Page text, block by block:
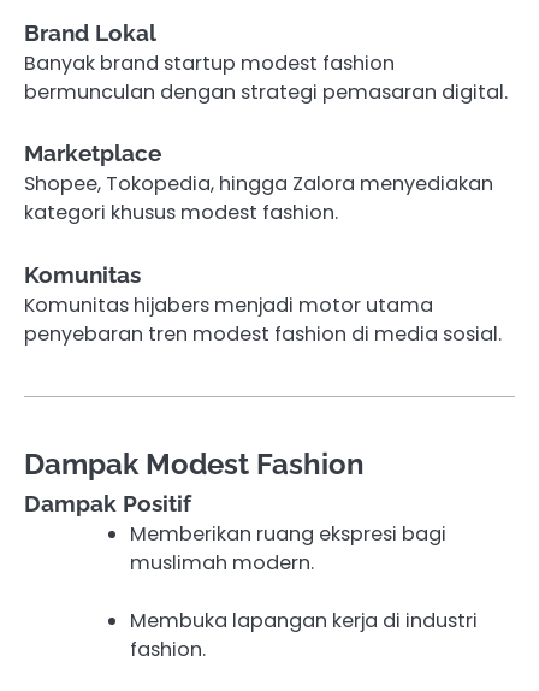
Brand Lokal
Banyak brand startup modest fashion
bermunculan dengan strategi pemasaran digital.
Marketplace
Shopee, Tokopedia, hingga Zalora menyediakan
kategori khusus modest fashion.
Komunitas
Komunitas hijabers menjadi motor utama
penyebaran tren modest fashion di media sosial.
Dampak Modest Fashion
Dampak Positif
Memberikan ruang ekspresi bagi
muslimah modern.
Membuka lapangan kerja di industri
fashion.